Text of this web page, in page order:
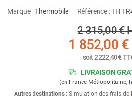
Marque :Thermobile Référence :TH
2 315,00 €
1 852,00 €
soit2 222,40 €
LIVRAISON
(en France Métropolitaine,
Autres destinations : Simulation des frais de